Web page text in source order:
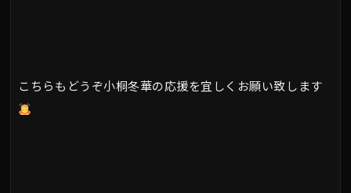
こちらもどうぞ小桐冬華の応援を宜しくお願い致します